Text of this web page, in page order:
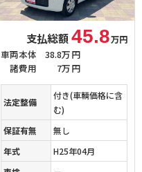
支払総額45.8万円
車両本体
38.8万円
諸費用
7万円
法定整備
付き(車輌価格に含
む)
保証有無
無し
年式
H25年04月